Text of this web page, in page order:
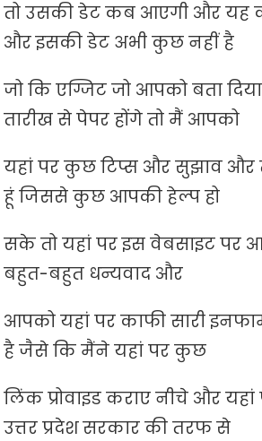
तो उसकी डेट कब आएगी और यह
और इसकी डेट अभी कुछ नहीं है
जो कि एग्जिट जो आपको बता
तारीख से पेपर होंगे तो मैं आपको
यहां पर कुछ टिप्स और सुझाव और
हूं जिससे कुछ आपकी हेल्प हो
सके तो यहां पर इस वेबसाइट
बहुत-बहुत धन्यवाद और
आपको यहां पर काफी सारी
है जैसे कि मैंने यहां पर कुछ
लिंक प्रोवाइड कराए नीचे और यहां
उत्तर प्रदेश सरकार की तरफ से